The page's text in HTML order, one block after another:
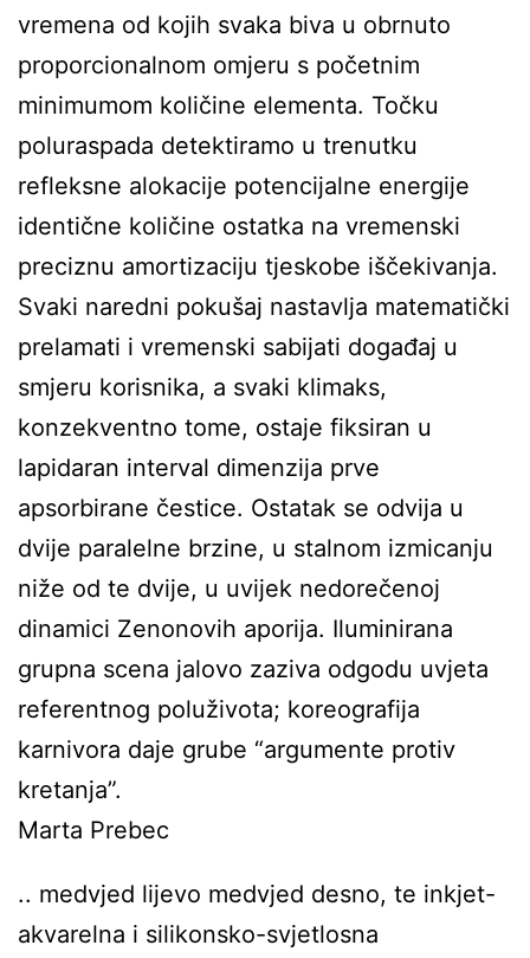
vremena od kojih svaka biva u obrnuto
proporcionalnom omjeru s početnim
minimumom količine elementa. Točku
poluraspada detektiramo u trenutku
refleksne alokacije potencijalne energije
identične količine ostatka na vremenski
preciznu amortizaciju tjeskobe iščekivanja.
Svaki naredni pokušaj nastavlja matematički
prelamati i vremenski sabijati događaj u
smjeru korisnika, a svaki klimaks,
konzekventno tome, ostaje fiksiran u
lapidaran interval dimenzija prve
apsorbirane čestice. Ostatak se odvija u
dvije paralelne brzine, u stalnom izmicanju
niže od te dvije, u uvijek nedorečenoj
dinamici Zenonovih aporija. Iluminirana
grupna scena jalovo zaziva odgodu uvjeta
referentnog poluživota; koreografija
karnivora daje grube “argumente protiv
kretanja”.
Marta Prebec
.. medvjed lijevo medvjed desno, te inkjet-
akvarelna i silikonsko-svjetlosna